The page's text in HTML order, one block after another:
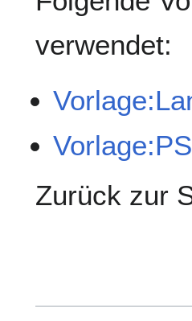
verwendet:
Zurück zur